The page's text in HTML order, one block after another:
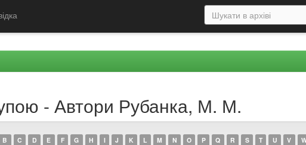
- Автори Рубанка, М. М.
B C D E F G H I J K L M N O P Q R S T U V